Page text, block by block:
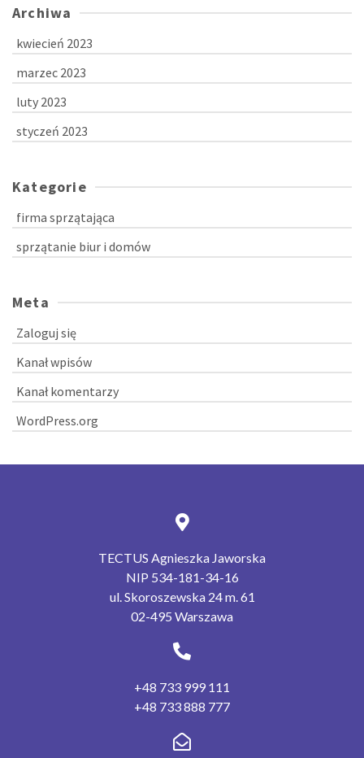
Archiwa
kwiecień 2023
marzec 2023
luty 2023
styczeń 2023
Kategorie
firma sprzątająca
sprzątanie biur i domów
Meta
Zaloguj się
Kanał wpisów
Kanał komentarzy
WordPress.org
TECTUS Agnieszka Jaworska
NIP 534-181-34-16
ul. Skoroszewska 24 m. 61
02-495 Warszawa
+48 733 999 111
+48 733 888 777